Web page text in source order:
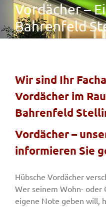
News
Überdachungen
Tore
Vordächer –
Bahrenfeld
Wir sind Ihr
Vordächer im
Bahrenfeld
Vordächer –
informieren Sie
Hübsche Vordächer
Wer seinem Wohn- oder
eigene Note geben will,